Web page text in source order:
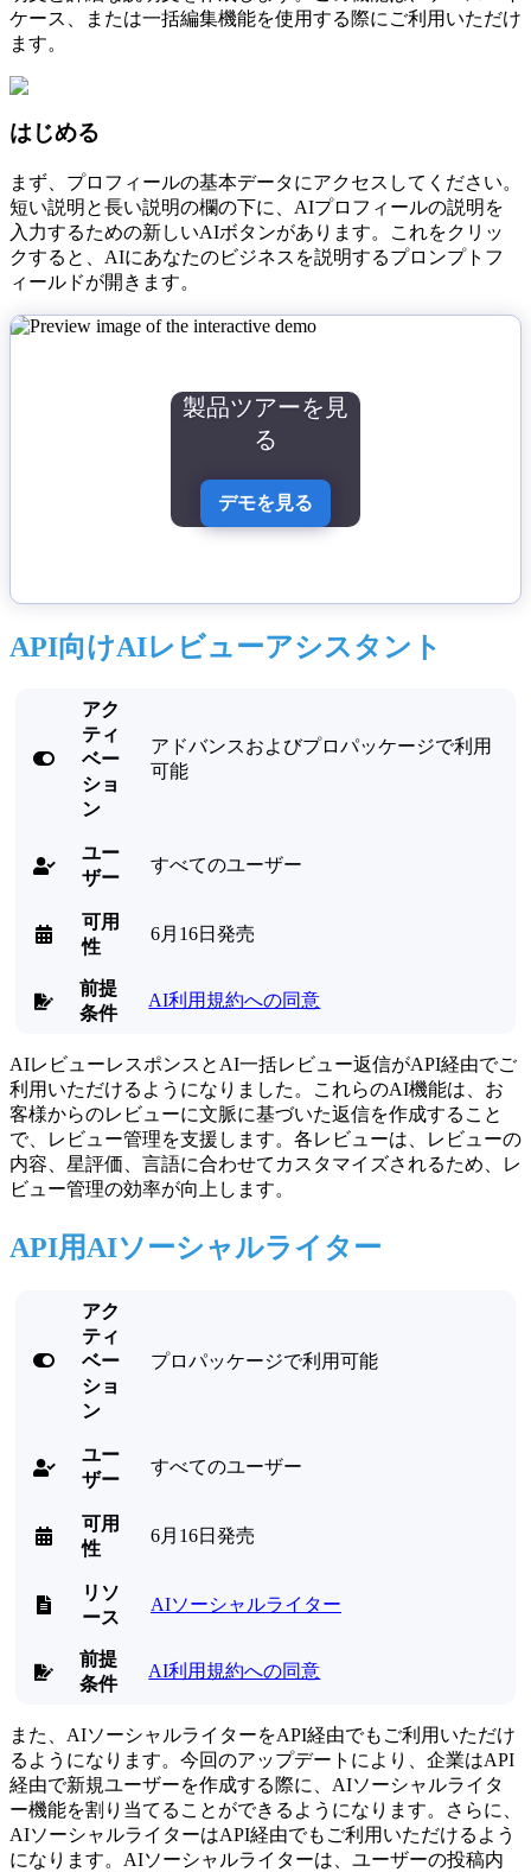
ケース、または一括編集機能を使用する際にご利用いただけ
ます。
はじめる
まず、プロフィールの基本データにアクセスしてください。
短い説明と長い説明の欄の下に、AIプロフィールの説明を
入力するための新しいAIボタンがあります。これをクリッ
クすると、AIにあなたのビジネスを説明するプロンプトフ
ィールドが開きます。
製品ツアーを見
る
デモを見る
API向けAIレビューアシスタント

アク
ティ
ベー
ショ
ン
アドバンスおよびプロパッケージで利用
可能

ユー
ザー
すべてのユーザー

可用
性
6月16日発売

前提
条件
AI利用規約への同意
AIレビューレスポンスとAI一括レビュー返信がAPI経由でご
利用いただけるようになりました。これらのAI機能は、お
客様からのレビューに文脈に基づいた返信を作成すること
で、レビュー管理を支援します。各レビューは、レビューの
内容、星評価、言語に合わせてカスタマイズされるため、レ
ビュー管理の効率が向上します。
API用AIソーシャルライター

アク
ティ
ベー
ショ
ン
プロパッケージで利用可能

ユー
ザー
すべてのユーザー

可用
性
6月16日発売

リソ
ース
AIソーシャルライター

前提
条件
AI利用規約への同意
また、AIソーシャルライターをAPI経由でもご利用いただけ
るようになります。今回のアップデートにより、企業はAPI
経由で新規ユーザーを作成する際に、AIソーシャルライタ
ー機能を割り当てることができるようになります。さらに、
AIソーシャルライターはAPI経由でもご利用いただけるよう
になります。AIソーシャルライターは、ユーザーの投稿内